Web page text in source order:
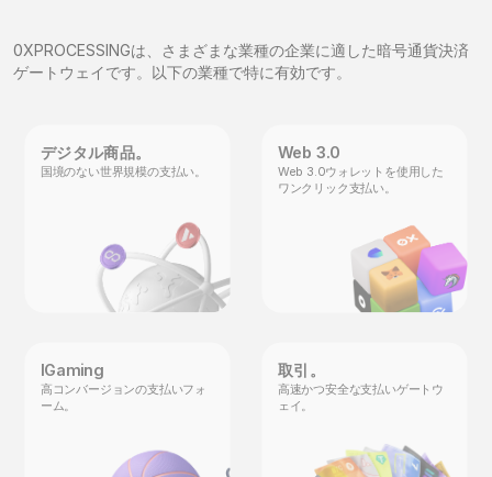
0XPROCESSINGは、さまざまな業種の企業に適した暗号通貨決済
ゲートウェイです。以下の業種で特に有効です。
デジタル商品。
国境のない世界規模の支払い。
Web 3.0
Web 3.0ウォレットを使用した
ワンクリック支払い。
IGaming
高コンバージョンの支払いフォ
ーム。
取引。
高速かつ安全な支払いゲートウ
ェイ。